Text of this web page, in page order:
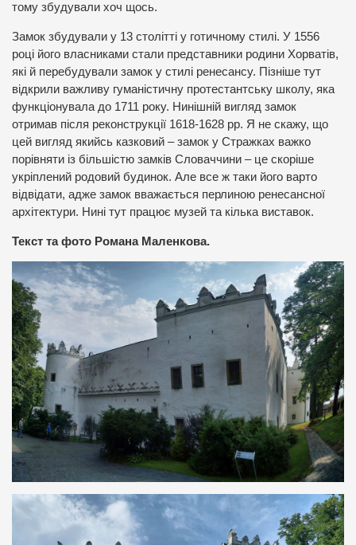
тому збудували хоч щось.
Замок збудували у 13 столітті у готичному стилі. У 1556
році його власниками стали представники родини Хорватів,
які й перебудували замок у стилі ренесансу. Пізніше тут
відкрили важливу гуманістичну протестантську школу, яка
функціонувала до 1711 року. Нинішній вигляд замок
отримав після реконструкції 1618-1628 рр. Я не скажу, що
цей вигляд якийсь казковий – замок у Стражках важко
порівняти із більшістю замків Словаччини – це скоріше
укріплений родовий будинок. Але все ж таки його варто
відвідати, адже замок вважається перлиною ренесансної
архітектури. Нині тут працює музей та кілька виставок.
Текст та фото Романа Маленкова.